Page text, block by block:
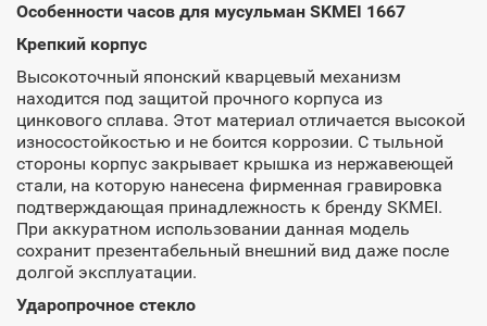
Особенности часов для мусульман SKMEI 1667
Крепкий корпус
Высокоточный японский кварцевый механизм
находится под защитой прочного корпуса из
цинкового сплава. Этот материал отличается высокой
износостойкостью и не боится коррозии. С тыльной
стороны корпус закрывает крышка из нержавеющей
стали, на которую нанесена фирменная гравировка
подтверждающая принадлежность к бренду SKMEI.
При аккуратном использовании данная модель
сохранит презентабельный внешний вид даже после
долгой эксплуатации.
Ударопрочное стекло